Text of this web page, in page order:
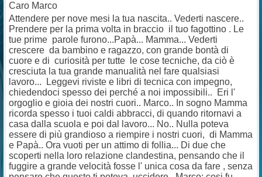
Caro Marco
Attendere per nove mesi la tua nascita.. Vederti nascere..
Prendere per la prima volta in braccio il tuo fagottino . Le
tue prime parole furono...Papà... Mamma... Vederti
crescere da bambino e ragazzo, con grande bontà di
cuore e di curiosità per tutte le cose tecniche, da ciò è
cresciuta la tua grande manualità nel fare qualsiasi
lavoro... Leggevi riviste e libri di tecnica con impegno,
chiedendoci spesso dei perché a noi impossibili.. Eri l'
orgoglio e gioia dei nostri cuori.. Marco.. In sogno Mamma
ricorda spesso i tuoi caldi abbracci, di quando ritornavi a
casa dalla scuola e poi dal lavoro... No.. Nulla poteva
essere di più grandioso a riempire i nostri cuori, di Mamma
e Papà.. Ora vuoti per un attimo di follia... Di due che
scoperti nella loro relazione clandestina, pensando che il
fuggire a grande velocità fosse l' unica cosa da fare , senza